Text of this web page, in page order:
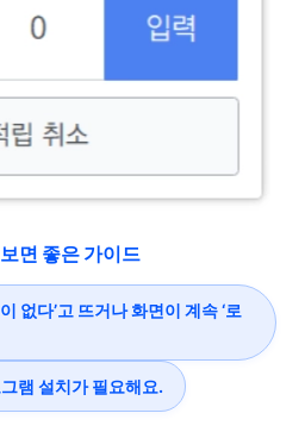
면 좋은 가이드
없다’고 뜨거나 화면이 계속 ‘로
램 설치가 필요해요.